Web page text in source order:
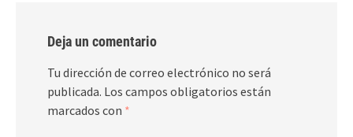
Deja un comentario
Tu dirección de correo electrónico no será
publicada. Los campos obligatorios están
marcados con *